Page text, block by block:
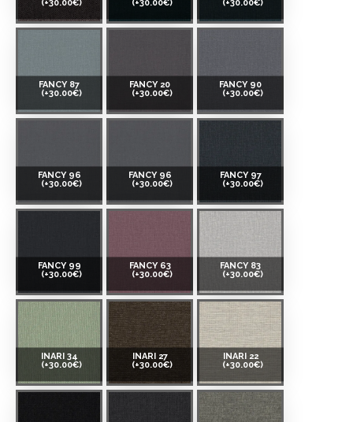
(+30.00€)
(+30.00€)
(+30.00€)
FANCY 87
(+30.00€)
FANCY 20
(+30.00€)
FANCY 90
(+30.00€)
FANCY 96
(+30.00€)
FANCY 96
(+30.00€)
FANCY 97
(+30.00€)
FANCY 99
(+30.00€)
FANCY 63
(+30.00€)
FANCY 83
(+30.00€)
INARI 34
(+30.00€)
INARI 27
(+30.00€)
INARI 22
(+30.00€)